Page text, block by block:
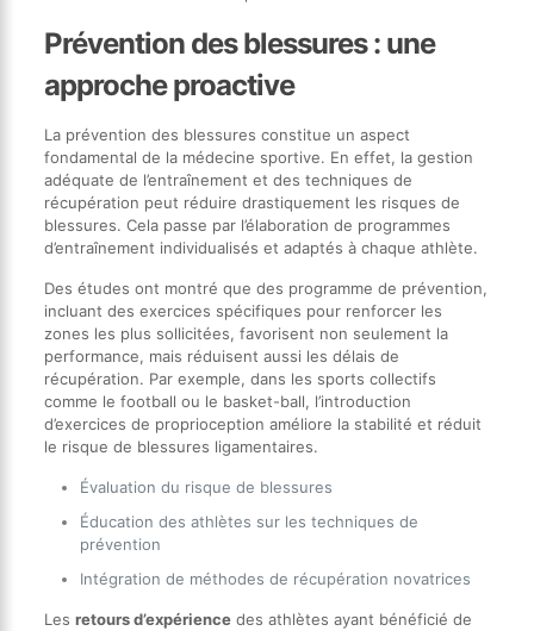
Prévention des blessures : une
approche proactive
La prévention des blessures constitue un aspect
fondamental de la médecine sportive. En effet, la gestion
adéquate de l’entraînement et des techniques de
récupération peut réduire drastiquement les risques de
blessures. Cela passe par l’élaboration de programmes
d’entraînement individualisés et adaptés à chaque athlète.
Des études ont montré que des programme de prévention,
incluant des exercices spécifiques pour renforcer les
zones les plus sollicitées, favorisent non seulement la
performance, mais réduisent aussi les délais de
récupération. Par exemple, dans les sports collectifs
comme le football ou le basket-ball, l’introduction
d’exercices de proprioception améliore la stabilité et réduit
le risque de blessures ligamentaires.
Évaluation du risque de blessures
Éducation des athlètes sur les techniques de
prévention
Intégration de méthodes de récupération novatrices
Les retours d’expériencedes athlètes ayant bénéficié de